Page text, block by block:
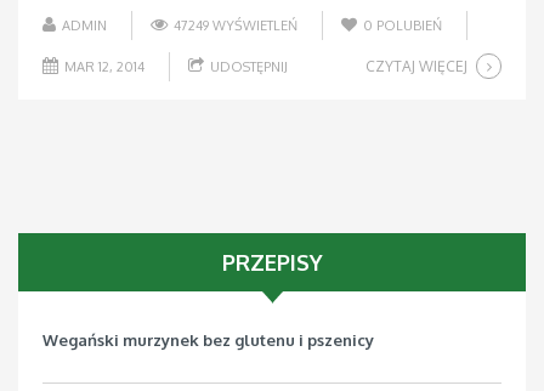
ADMIN 47249 WYŚWIETLEŃ 0 POLUBIEŃ
MAR 12, 2014 UDOSTĘPNIJ CZYTAJ WIĘCEJ
PRZEPISY
Wegański murzynek bez glutenu i pszenicy